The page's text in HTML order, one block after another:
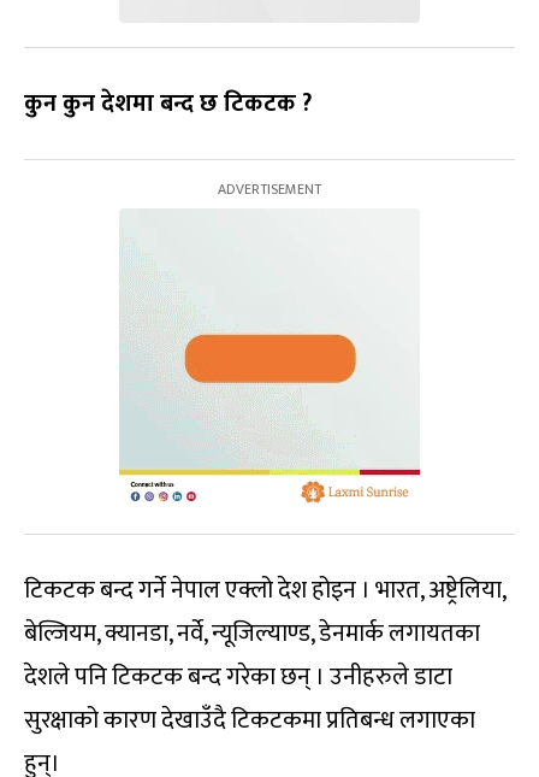
कुन कुन देशमा बन्द छ टिकटक ?
टिकटक बन्द गर्ने नेपाल एक्लो देश होइन । भारत, अष्ट्रेलिया,
बेल्जियम, क्यानडा, नर्वे, न्यूजिल्याण्ड, डेनमार्क लगायतका
देशले पनि टिकटक बन्द गरेका छन् । उनीहरुले डाटा
सुरक्षाको कारण देखाउँदै टिकटकमा प्रतिबन्ध लगाएका
हुन्।